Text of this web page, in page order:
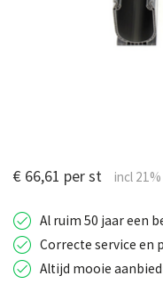
€ 66,61 per st
Al ruim 50 jaar een
Correcte service en
Altijd mooie